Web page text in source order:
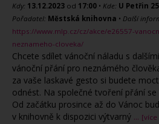
Kdy: 13.12.2023 od 17:00 • Kde: U Petřin
Pořadatel: Městská knihovna • Další
https://www.mlp.cz/cz/akce/e26557-
neznameho-cloveka/
Chcete sdílet vánoční náladu s
vánoční přání pro neznámého
za vaše laskavé gesto si budete
odnést. Na společné tvoření přání se
Od začátku prosince až do Vánoc
v knihovně k dispozici výtvarný ... [více